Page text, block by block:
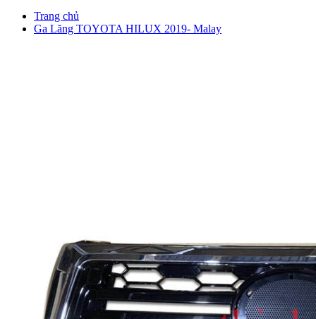
Trang chủ
Ga Lăng TOYOTA HILUX 2019- Malay